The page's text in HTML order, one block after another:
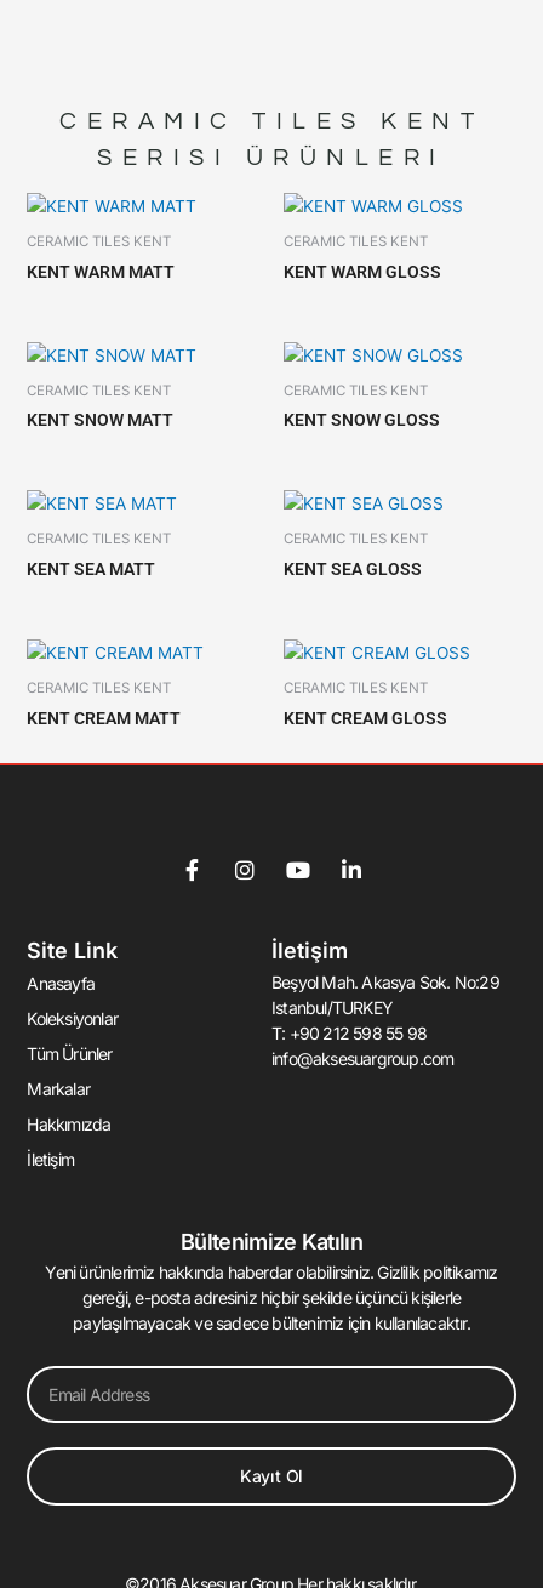
CERAMIC TILES KENT
SERISI ÜRÜNLERI
CERAMIC TILES KENT
KENT WARM MATT
CERAMIC TILES KENT
KENT WARM GLOSS
CERAMIC TILES KENT
KENT SNOW MATT
CERAMIC TILES KENT
KENT SNOW GLOSS
CERAMIC TILES KENT
KENT SEA MATT
CERAMIC TILES KENT
KENT SEA GLOSS
CERAMIC TILES KENT
KENT CREAM MATT
CERAMIC TILES KENT
KENT CREAM GLOSS
F
a
I
n
Y
u
b
e
L
d
i
n
-
i
Site Link
Anasayfa
Koleksiyonlar
Tüm Ürünler
Markalar
Hakkımızda
İletişim
İletişim
Beşyol Mah. Akasya Sok. No:29
Istanbul/TURKEY
T: +90 212 598 55 98
info@aksesuargroup.com
Bültenimize Katılın
Yeni ürünlerimiz hakkında haberdar olabilirsiniz. Gizlilik politikamız
gereği, e-posta adresiniz hiçbir şekilde üçüncü kişilerle
paylaşılmayacak ve sadece bültenimiz için kullanılacaktır.
Email
Kayıt Ol
©2016 Aksesuar Group Her hakkı saklıdır.